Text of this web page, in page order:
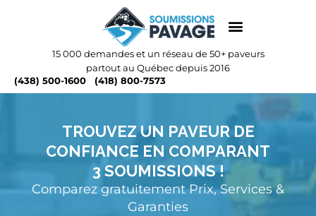
15 000 demandes et un réseau de 50+ paveurs
partout au Québec depuis 2016
(438) 500-1600
(418) 800-7573
TROUVEZ UN PAVEUR DE
CONFIANCE EN COMPARANT
3 SOUMISSIONS !
Comparez gratuitement Prix, Services &
Garanties